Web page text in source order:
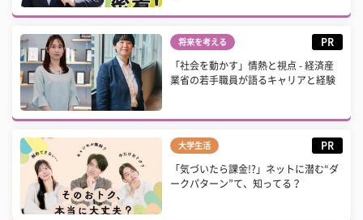
将来を考える PR
「社会を動かす」情熱と視点 - 経済産
業省の若手職員が語るキャリアと経験
大学生活 PR
「気づいたら課金!?」ネットに潜む“ダ
ークパターン”て、知ってる？